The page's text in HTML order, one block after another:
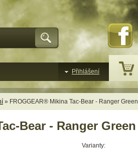
» FROGGEAR® Mikina Tac-Bear - Ranger Green
Bear - Ranger Green
Varianty:
Přihlášení